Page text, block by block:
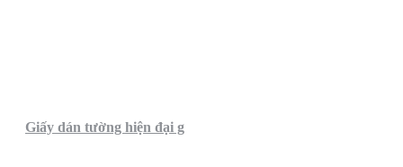
Giấy dán tường hiện đại g